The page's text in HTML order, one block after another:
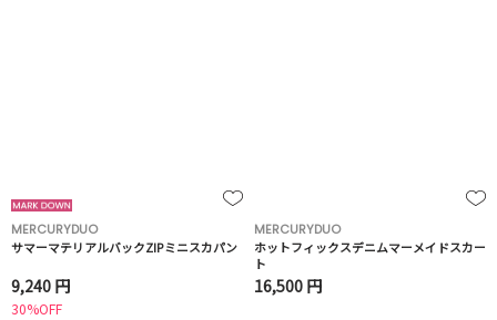
MERCURYDUO
サマーマテリアルバックZIPミニスカパン
9,240 円
30%OFF
MERCURYDUO
ホットフィックスデニムマーメイドスカー
ト
16,500 円